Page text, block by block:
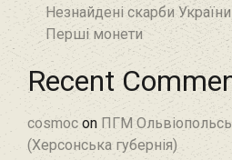
Незнайдені скарби України
Перші монети
Recent
cosmoc on ПГМ
(Херсонська губернія)